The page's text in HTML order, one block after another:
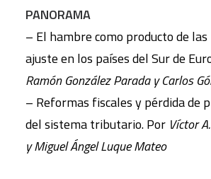
PANORAMA
– El hambre como producto de
ajuste en los países del Sur de
Ramón González Parada y Carlos
– Reformas fiscales y pérdida de
del sistema tributario. Por Víctor
y Miguel Ángel Luque Mateo